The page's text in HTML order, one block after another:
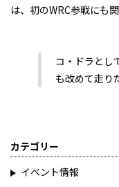
は、初のWRC参戦にも
コ・ドラとし
も改めて走り
カテゴリー
イベント情報